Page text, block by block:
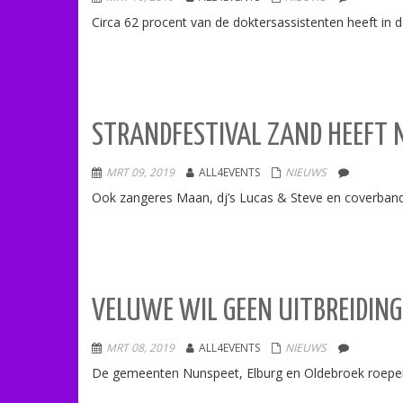
Circa 62 procent van de doktersassistenten heeft in
STRANDFESTIVAL ZAND HEEFT
MRT 09, 2019 ALL4EVENTS NIEUWS
Ook zangeres Maan, dj’s Lucas & Steve en
VELUWE WIL GEEN
MRT 08, 2019 ALL4EVENTS NIEUWS
De gemeenten Nunspeet, Elburg en Oldebroek